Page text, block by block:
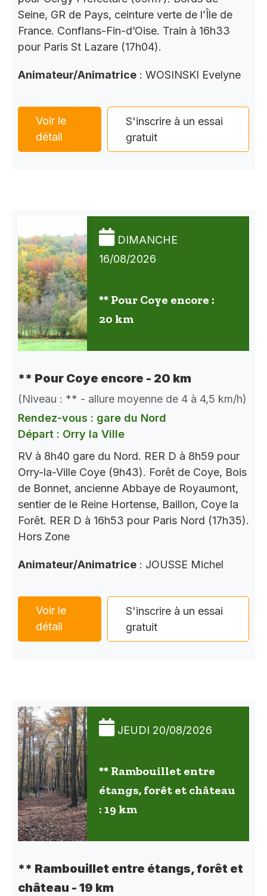
Seine, GR de Pays, ceinture verte de l’Île de
France. Conflans-Fin-d’Oise. Train à 16h33
pour Paris St Lazare (17h04).
Animateur/Animatrice : WOSINSKI Evelyne
Voir le
détail
S'inscrire à un essai
gratuit
DIMANCHE
16/08/2026
** Pour Coye encore :
20 km
** Pour Coye encore - 20 km
(Niveau : ** - allure moyenne de 4 à 4,5 km/h)
Rendez-vous : gare du Nord
Départ : Orry la Ville
RV à 8h40 gare du Nord. RER D à 8h59 pour
Orry-la-Ville Coye (9h43). Forêt de Coye, Bois
de Bonnet, ancienne Abbaye de Royaumont,
sentier de le Reine Hortense, Baillon, Coye la
Forêt. RER D à 16h53 pour Paris Nord (17h35).
Hors Zone
Animateur/Animatrice : JOUSSE Michel
Voir le
détail
S'inscrire à un essai
gratuit
JEUDI 20/08/2026
** Rambouillet entre
étangs, forêt et château
: 19 km
** Rambouillet entre étangs, forêt et
château - 19 km